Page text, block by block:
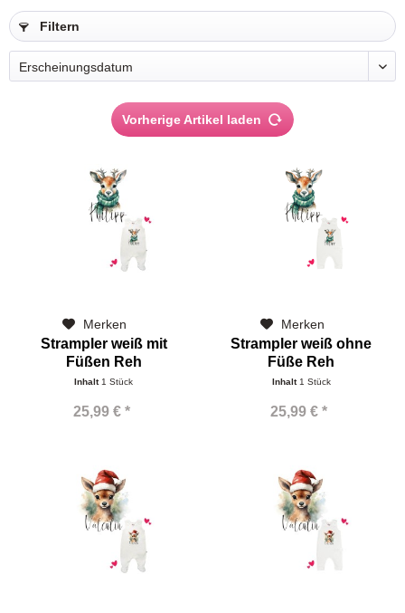
Filtern
Vorherige Artikel laden
Merken
Strampler weiß mit
Füßen Reh
Inhalt 1 Stück
25,99 € *
Merken
Strampler weiß ohne
Füße Reh
Inhalt 1 Stück
25,99 € *